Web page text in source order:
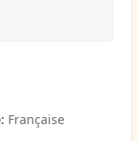
Française